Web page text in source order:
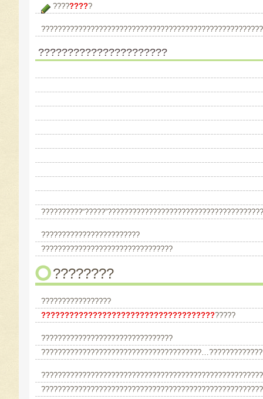
?????????
??????????????????????
????????????????????????
????????????????????????????????
????????
?????????????????
??????????????????????????????????????????
????????????????????????????????